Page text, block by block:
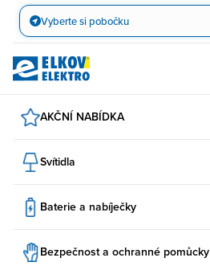
Přejít
obsah
Vyberte si pobočku
AKČNÍ NABÍDKA
Svítidla
Baterie a nabíječky
Bezpečnost a ochranné pomůcky